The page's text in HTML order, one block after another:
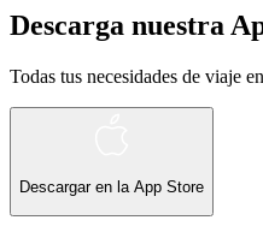
Descarga nuestra
Todas tus necesidades de viaje
Descargar en la App Store